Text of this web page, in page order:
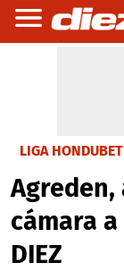
LIGA HONDUBET
Agreden,
cámara
DIEZ